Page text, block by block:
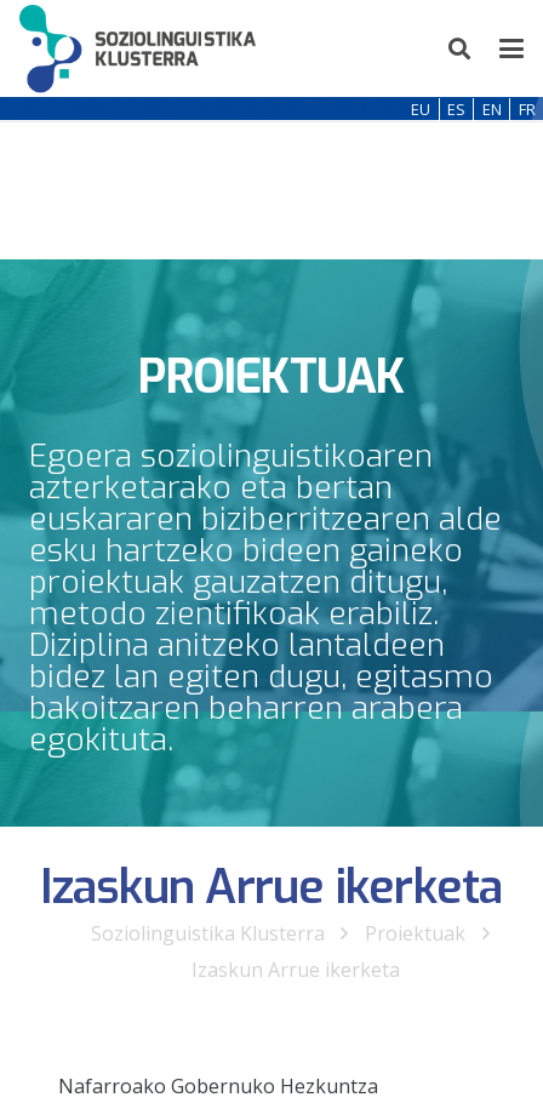
EU ES EN FR
PROIEKTUAK
Egoera soziolinguistikoaren
azterketarako eta bertan
euskararen biziberritzearen alde
esku hartzeko bideen gaineko
proiektuak gauzatzen ditugu,
metodo zientifikoak erabiliz.
Diziplina anitzeko lantaldeen
bidez lan egiten dugu, egitasmo
bakoitzaren beharren arabera
egokituta.
Izaskun Arrue ikerketa
Soziolinguistika Klusterra
Proiektuak
Izaskun Arrue ikerketa
Nafarroako Gobernuko Hezkuntza